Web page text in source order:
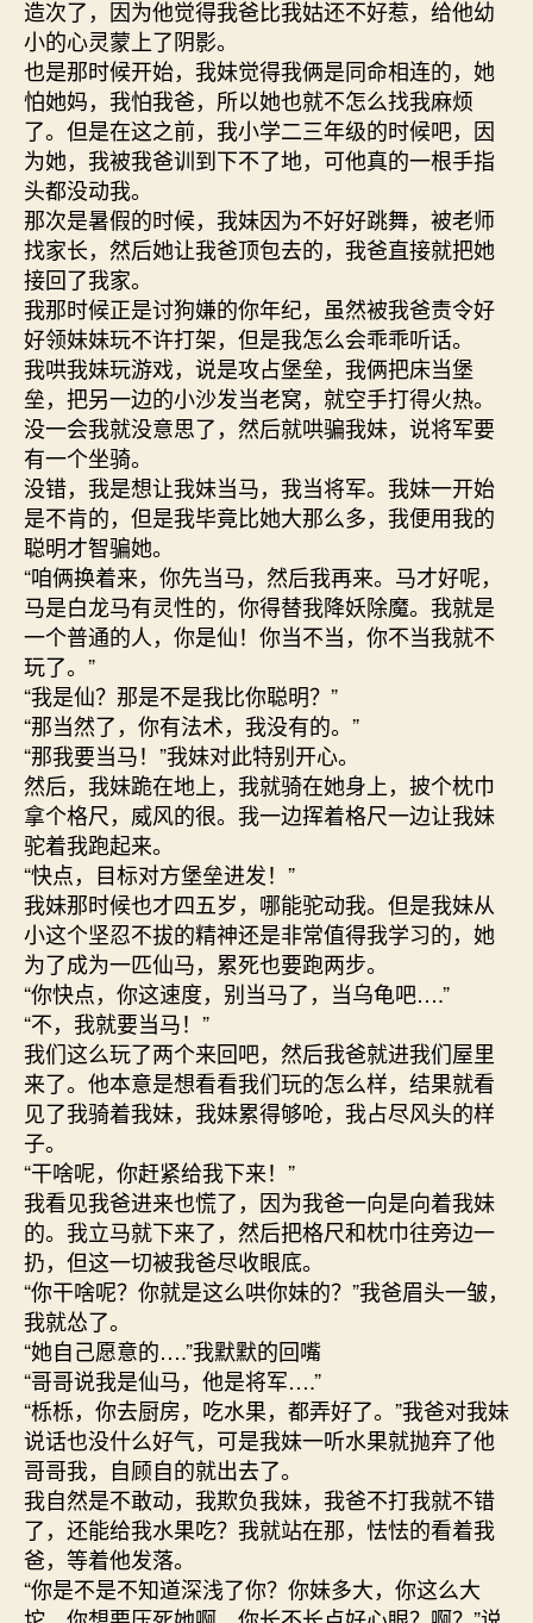
造次了，因为他觉得我爸比我姑还不好惹，给他幼
小的心灵蒙上了阴影。
也是那时候开始，我妹觉得我俩是同命相连的，她
怕她妈，我怕我爸，所以她也就不怎么找我麻烦
了。但是在这之前，我小学二三年级的时候吧，因
为她，我被我爸训到下不了地，可他真的一根手指
头都没动我。
那次是暑假的时候，我妹因为不好好跳舞，被老师
找家长，然后她让我爸顶包去的，我爸直接就把她
接回了我家。
我那时候正是讨狗嫌的你年纪，虽然被我爸责令好
好领妹妹玩不许打架，但是我怎么会乖乖听话。
我哄我妹玩游戏，说是攻占堡垒，我俩把床当堡
垒，把另一边的小沙发当老窝，就空手打得火热。
没一会我就没意思了，然后就哄骗我妹，说将军要
有一个坐骑。
没错，我是想让我妹当马，我当将军。我妹一开始
是不肯的，但是我毕竟比她大那么多，我便用我的
聪明才智骗她。
“咱俩换着来，你先当马，然后我再来。马才好呢，
马是白龙马有灵性的，你得替我降妖除魔。我就是
一个普通的人，你是仙！你当不当，你不当我就不
玩了。”
“我是仙？那是不是我比你聪明？”
“那当然了，你有法术，我没有的。”
“那我要当马！”我妹对此特别开心。
然后，我妹跪在地上，我就骑在她身上，披个枕巾
拿个格尺，威风的很。我一边挥着格尺一边让我妹
驼着我跑起来。
“快点，目标对方堡垒进发！”
我妹那时候也才四五岁，哪能驼动我。但是我妹从
小这个坚忍不拔的精神还是非常值得我学习的，她
为了成为一匹仙马，累死也要跑两步。
“你快点，你这速度，别当马了，当乌龟吧….”
“不，我就要当马！”
我们这么玩了两个来回吧，然后我爸就进我们屋里
来了。他本意是想看看我们玩的怎么样，结果就看
见了我骑着我妹，我妹累得够呛，我占尽风头的样
子。
“干啥呢，你赶紧给我下来！”
我看见我爸进来也慌了，因为我爸一向是向着我妹
的。我立马就下来了，然后把格尺和枕巾往旁边一
扔，但这一切被我爸尽收眼底。
“你干啥呢？你就是这么哄你妹的？”我爸眉头一皱，
我就怂了。
“她自己愿意的….”我默默的回嘴
“哥哥说我是仙马，他是将军….”
“栎栎，你去厨房，吃水果，都弄好了。”我爸对我妹
说话也没什么好气，可是我妹一听水果就抛弃了他
哥哥我，自顾自的就出去了。
我自然是不敢动，我欺负我妹，我爸不打我就不错
了，还能给我水果吃？我就站在那，怯怯的看着我
爸，等着他发落。
“你是不是不知道深浅了你？你妹多大，你这么大